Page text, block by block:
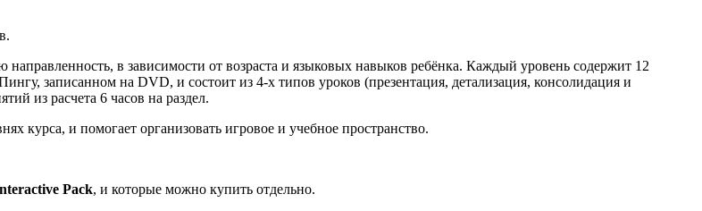
в зависимости от возраста и языковых навыков ребёнка. Каждый уровень содержит 12
записанном на DVD, и состоит из 4-х типов уроков (презентация, детализация, консолидация и
из расчета 6 часов на раздел.
курса, и помогает организовать игровое и учебное пространство.
Pack, и которые можно купить отдельно.